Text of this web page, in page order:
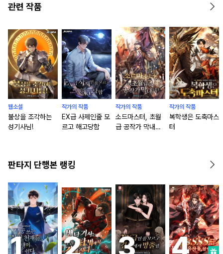
관련 작품
웹소설
불상을 조각하는
성기사님!
작가의 작품
EX급 사제인줄 모
르고 해고당함
작가의 작품
소드마스터, 초월
급 공작가 막내되
작가의 작품
복학생은 도축마스
터
판타지 단행본 랭킹